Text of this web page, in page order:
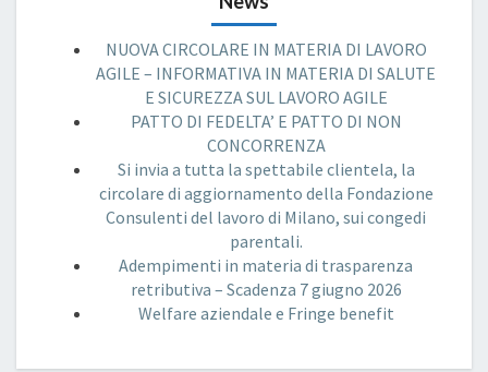
NUOVA CIRCOLARE IN MATERIA DI LAVORO
AGILE – INFORMATIVA IN MATERIA DI SALUTE
E SICUREZZA SUL LAVORO AGILE
PATTO DI FEDELTA’ E PATTO DI NON
CONCORRENZA
Si invia a tutta la spettabile clientela, la
circolare di aggiornamento della Fondazione
Consulenti del lavoro di Milano, sui congedi
parentali.
Adempimenti in materia di trasparenza
retributiva – Scadenza 7 giugno 2026
Welfare aziendale e Fringe benefit